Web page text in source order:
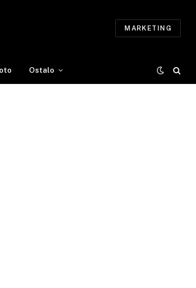
MARKETING
Ostalo